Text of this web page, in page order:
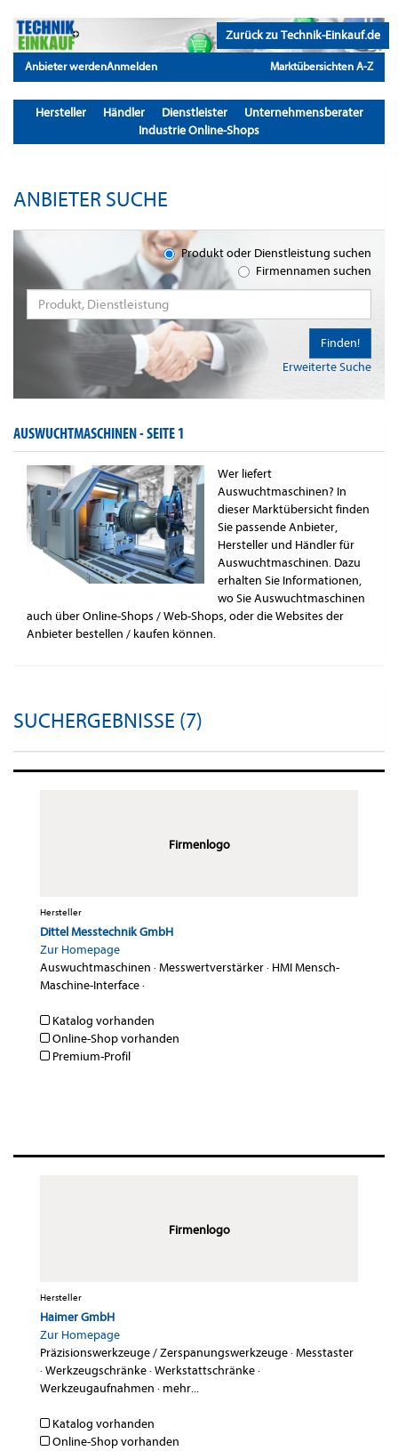
Zurück zu Technik-Einkauf.de
Anbieter werdenAnmelden Marktübersichten A-Z
Hersteller Händler Dienstleister
Unternehmensberater
Industrie Online-Shops
ANBIETER SUCHE
Produkt oder Dienstleistung suchen
Firmennamen suchen
Erweiterte Suche
Finden!
AUSWUCHTMASCHINEN -SEITE 1
Wer liefert
Auswuchtmaschinen? In
dieser Marktübersicht finden
Sie passende Anbieter,
Hersteller und Händler für
Auswuchtmaschinen. Dazu
erhalten Sie Informationen,
wo Sie Auswuchtmaschinen
auch über Online-Shops / Web-Shops, oder die Websites der
Anbieter bestellen / kaufen können.
SUCHERGEBNISSE (7)
Firmenlogo
Hersteller
Dittel Messtechnik GmbH
Zur Homepage
Auswuchtmaschinen ·Messwertverstärker· HMI Mensch-
Maschine-Interface·
Katalog vorhanden
Online-Shop vorhanden
Premium-Profil
Firmenlogo
Hersteller
Haimer GmbH
Zur Homepage
Präzisionswerkzeuge / Zerspanungswerkzeuge·Messtaster
·Werkzeugschränke·Werkstattschränke·
Werkzeugaufnahmen · mehr...
Katalog vorhanden
Online-Shop vorhanden